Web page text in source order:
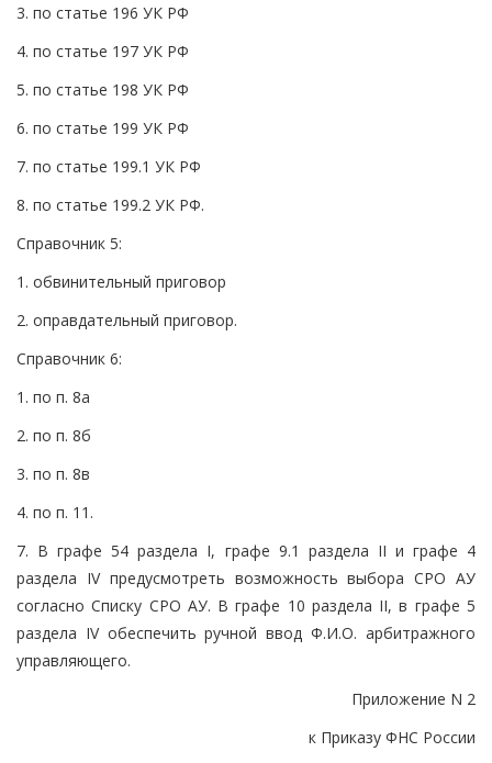
3. по статье 196 УК РФ
4. по статье 197 УК РФ
5. по статье 198 УК РФ
6. по статье 199 УК РФ
7. по статье 199.1 УК РФ
8. по статье 199.2 УК РФ.
Справочник 5:
1. обвинительный приговор
2. оправдательный приговор.
Справочник 6:
1. по п. 8а
2. по п. 8б
3. по п. 8в
4. по п. 11.
7. В графе 54 раздела I, графе 9.1 раздела II и графе 4
раздела IV предусмотреть возможность выбора СРО АУ
согласно Списку СРО АУ. В графе 10 раздела II, в графе 5
раздела IV обеспечить ручной ввод Ф.И.О. арбитражного
управляющего.
Приложение N 2
к Приказу ФНС России